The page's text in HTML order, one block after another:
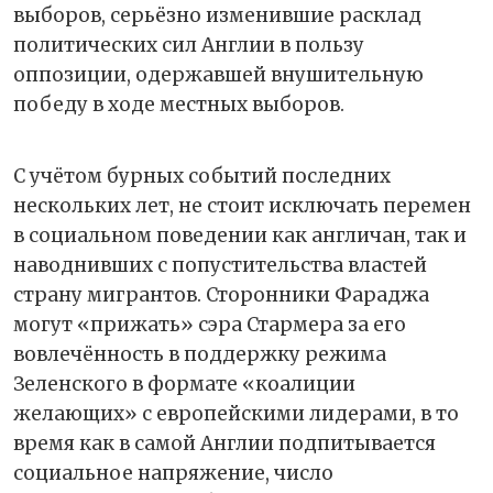
выборов, серьёзно изменившие расклад
политических сил Англии в пользу
оппозиции, одержавшей внушительную
победу в ходе местных выборов.
С учётом бурных событий последних
нескольких лет, не стоит исключать перемен
в социальном поведении как англичан, так и
наводнивших с попустительства властей
страну мигрантов. Сторонники Фараджа
могут «прижать» сэра Стармера за его
вовлечённость в поддержку режима
Зеленского в формате «коалиции
желающих» с европейскими лидерами, в то
время как в самой Англии подпитывается
социальное напряжение, число